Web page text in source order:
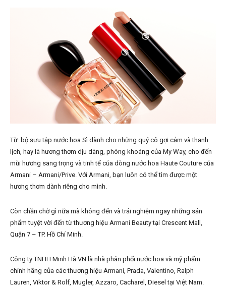
Từ bộ sưu tập nước hoa Sì dành cho những quý cô gợi cảm và thanh
lịch, hay là hương thơm dịu dàng, phóng khoáng của My Way, cho đến
mùi hương sang trọng và tinh tế của dòng nước hoa Haute Couture của
Armani – Armani/Prive. Với Armani, bạn luôn có thể tìm được một
hương thơm dành riêng cho mình.
Còn chần chờ gì nữa mà không đến và trải nghiệm ngay những sản
phẩm tuyệt vời đến từ thương hiệu Armani Beauty tại Crescent Mall,
Quận 7 – TP. Hồ Chí Minh.
Công ty TNHH Minh Hà VN là nhà phân phối nước hoa và mỹ phẩm
chính hãng của các thương hiệu Armani, Prada, Valentino, Ralph
Lauren, Viktor & Rolf, Mugler, Azzaro, Cacharel, Diesel tại Việt Nam.